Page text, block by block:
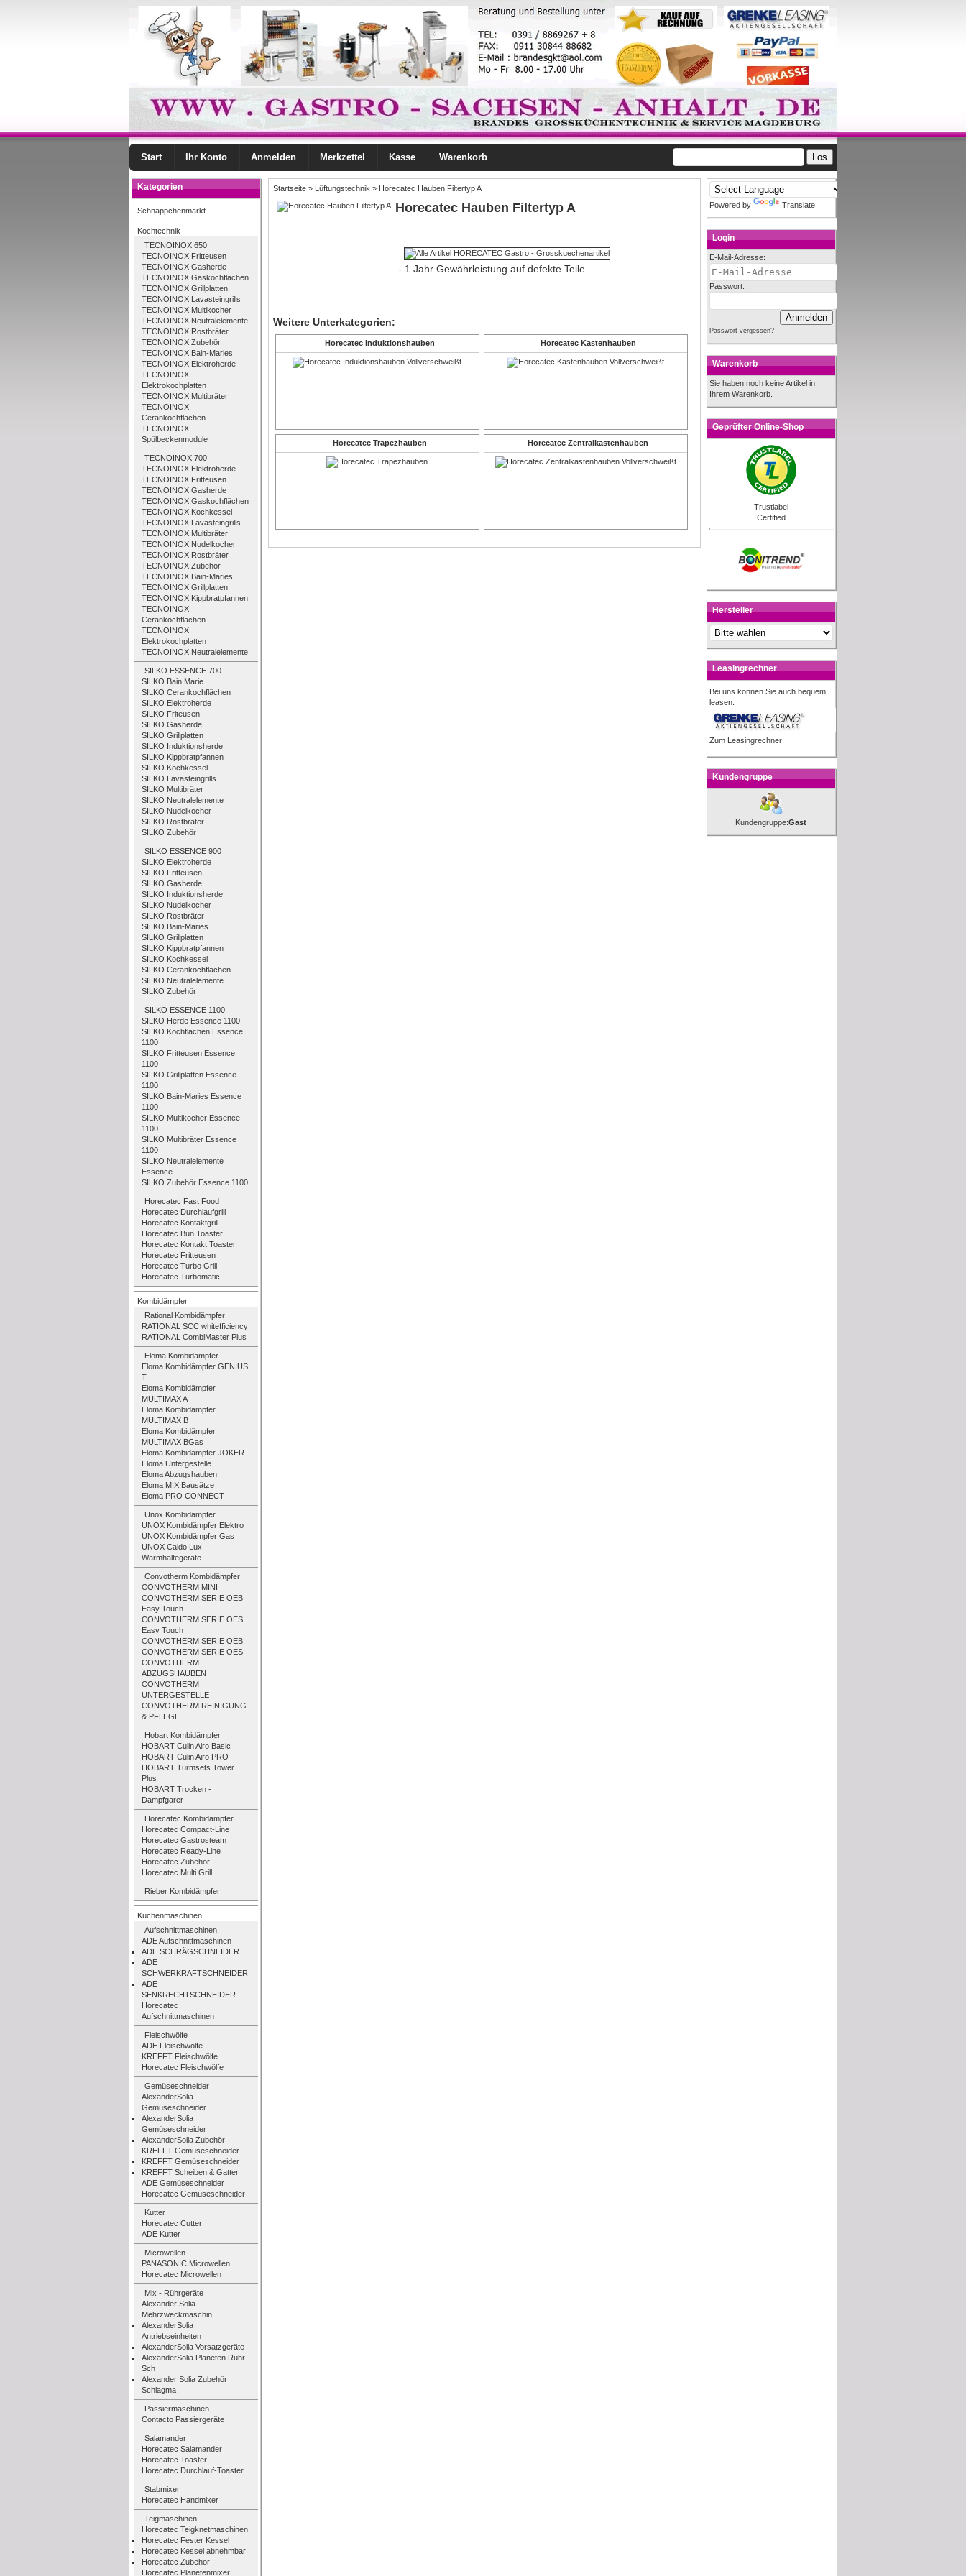
Startseite» Lüftungstechnik » Horecatec Hauben Filtertyp A
Horecatec Hauben Filtertyp A
- 1 Jahr Gewährleistung auf defekte Teile
Weitere Unterkategorien:
Horecatec Induktionshauben Horecatec Kastenhauben
Horecatec Trapezhauben Horecatec Zentralkastenhauben
Kategorien
Schnäppchenmarkt
Kochtechnik
TECNOINOX 650
TECNOINOX Fritteusen
TECNOINOX Gasherde
TECNOINOX Gaskochflächen
TECNOINOX Grillplatten
TECNOINOX Lavasteingrills
TECNOINOX Multikocher
TECNOINOX Neutralelemente
TECNOINOX Rostbräter
TECNOINOX Zubehör
TECNOINOX Bain-Maries
TECNOINOX Elektroherde
TECNOINOX
Elektrokochplatten
TECNOINOX Multibräter
TECNOINOX
Cerankochflächen
TECNOINOX
Spülbeckenmodule
TECNOINOX 700
TECNOINOX Elektroherde
TECNOINOX Fritteusen
TECNOINOX Gasherde
TECNOINOX Gaskochflächen
TECNOINOX Kochkessel
TECNOINOX Lavasteingrills
TECNOINOX Multibräter
TECNOINOX Nudelkocher
TECNOINOX Rostbräter
TECNOINOX Zubehör
TECNOINOX Bain-Maries
TECNOINOX Grillplatten
TECNOINOX Kippbratpfannen
TECNOINOX
Cerankochflächen
TECNOINOX
Elektrokochplatten
TECNOINOX Neutralelemente
SILKO ESSENCE 700
SILKO Bain Marie
SILKO Cerankochflächen
SILKO Elektroherde
SILKO Friteusen
SILKO Gasherde
SILKO Grillplatten
SILKO Induktionsherde
SILKO Kippbratpfannen
SILKO Kochkessel
SILKO Lavasteingrills
SILKO Multibräter
SILKO Neutralelemente
SILKO Nudelkocher
SILKO Rostbräter
SILKO Zubehör
SILKO ESSENCE 900
SILKO Elektroherde
SILKO Fritteusen
SILKO Gasherde
SILKO Induktionsherde
SILKO Nudelkocher
SILKO Rostbräter
SILKO Bain-Maries
SILKO Grillplatten
SILKO Kippbratpfannen
SILKO Kochkessel
SILKO Cerankochflächen
SILKO Neutralelemente
SILKO Zubehör
SILKO ESSENCE 1100
SILKO Herde Essence 1100
SILKO Kochflächen Essence
1100
SILKO Fritteusen Essence
1100
SILKO Grillplatten Essence
1100
SILKO Bain-Maries Essence
1100
SILKO Multikocher Essence
1100
SILKO Multibräter Essence
1100
SILKO Neutralelemente
Essence
SILKO Zubehör Essence 1100
Horecatec Fast Food
Horecatec Durchlaufgrill
Horecatec Kontaktgrill
Horecatec Bun Toaster
Horecatec Kontakt Toaster
Horecatec Fritteusen
Horecatec Turbo Grill
Horecatec Turbomatic
Kombidämpfer
Rational Kombidämpfer
RATIONAL SCC whitefficiency
RATIONAL CombiMaster Plus
Eloma Kombidämpfer
Eloma Kombidämpfer GENIUS
T
Eloma Kombidämpfer
MULTIMAX A
Eloma Kombidämpfer
MULTIMAX B
Eloma Kombidämpfer
MULTIMAX BGas
Eloma Kombidämpfer JOKER
Eloma Untergestelle
Eloma Abzugshauben
Eloma MIX Bausätze
Eloma PRO CONNECT
Unox Kombidämpfer
UNOX Kombidämpfer Elektro
UNOX Kombidämpfer Gas
UNOX Caldo Lux
Warmhaltegeräte
Convotherm Kombidämpfer
CONVOTHERM MINI
CONVOTHERM SERIE OEB
Easy Touch
CONVOTHERM SERIE OES
Easy Touch
CONVOTHERM SERIE OEB
CONVOTHERM SERIE OES
CONVOTHERM
ABZUGSHAUBEN
CONVOTHERM
UNTERGESTELLE
CONVOTHERM REINIGUNG
& PFLEGE
Hobart Kombidämpfer
HOBART Culin Airo Basic
HOBART Culin Airo PRO
HOBART Turmsets Tower
Plus
HOBART Trocken -
Dampfgarer
Horecatec Kombidämpfer
Horecatec Compact-Line
Horecatec Gastrosteam
Horecatec Ready-Line
Horecatec Zubehör
Horecatec Multi Grill
Rieber Kombidämpfer
Küchenmaschinen
Aufschnittmaschinen
ADE Aufschnittmaschinen
ADE SCHRÄGSCHNEIDER
ADE
SCHWERKRAFTSCHNEIDER
ADE
SENKRECHTSCHNEIDER
Horecatec
Aufschnittmaschinen
Fleischwölfe
ADE Fleischwölfe
KREFFT Fleischwölfe
Horecatec Fleischwölfe
Gemüseschneider
AlexanderSolia
Gemüseschneider
AlexanderSolia
Gemüseschneider
AlexanderSolia Zubehör
KREFFT Gemüseschneider
KREFFT Gemüseschneider
KREFFT Scheiben & Gatter
ADE Gemüseschneider
Horecatec Gemüseschneider
Kutter
Horecatec Cutter
ADE Kutter
Microwellen
PANASONIC Microwellen
Horecatec Microwellen
Mix - Rührgeräte
Alexander Solia
Mehrzweckmaschin
AlexanderSolia
Antriebseinheiten
AlexanderSolia Vorsatzgeräte
AlexanderSolia Planeten Rühr
Sch
Alexander Solia Zubehör
Schlagma
Passiermaschinen
Contacto Passiergeräte
Salamander
Horecatec Salamander
Horecatec Toaster
Horecatec Durchlauf-Toaster
Stabmixer
Horecatec Handmixer
Teigmaschinen
Horecatec Teigknetmaschinen
Horecatec Fester Kessel
Horecatec Kessel abnehmbar
Horecatec Zubehör
Horecatec Planetenmixer
Powered by Translate
Login
E-Mail-Adresse:
Passwort:
Passwort vergessen?
Warenkorb
Sie haben noch keine Artikel in
Ihrem Warenkorb.
Geprüfter Online-Shop
Trustlabel
Certified
Hersteller
Leasingrechner
Bei uns können Sie auch bequem
leasen.
Zum Leasingrechner
Kundengruppe
Kundengruppe:Gast
Start Ihr Konto Anmelden Merkzettel Kasse Warenkorb